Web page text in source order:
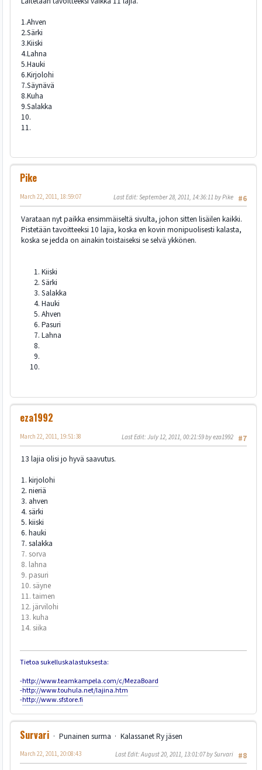
1.Ahven
2.Särki
3.Kiiski
4.Lahna
5.Hauki
6.Kirjolohi
7.Säynävä
8.Kuha
9.Salakka
10.
11.
Pike
#6
March 22, 2011, 18:59:07 Last Edit: September 28, 2011, 14:36:11 by Pike
Varataan nyt paikka ensimmäiseltä sivulta, johon sitten lisäilen kaikki.
Pistetään tavoitteeksi 10 lajia, koska en kovin monipuolisesti kalasta,
koska se jedda on ainakin toistaiseksi se selvä ykkönen.
Kiiski
Särki
Salakka
Hauki
Ahven
Pasuri
Lahna
eza1992
#7
March 22, 2011, 19:51:38 Last Edit: July 12, 2011, 00:21:59 by eza1992
13 lajia olisi jo hyvä saavutus.
1. kirjolohi
2. nieriä
3. ahven
4. särki
5. kiiski
6. hauki
7. salakka
7. sorva
8. lahna
9. pasuri
10. säyne
11. taimen
12. järvilohi
13. kuha
14. siika
Tietoa sukelluskalastuksesta:
-http://www.teamkampela.com/c/MezaBoard
-http://www.touhula.net/lajina.htm
-http://www.sfstore.fi
Survari Punainen surma
Kalassanet Ry jäsen
#8
March 22, 2011, 20:08:43 Last Edit: August 20, 2011, 13:01:07 by Survari